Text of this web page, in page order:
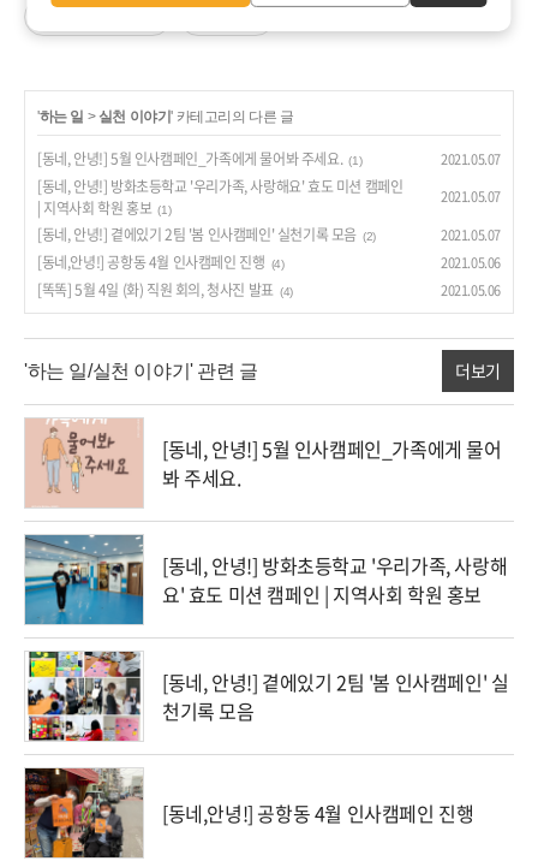
'하는 일 > 실천 이야기' 카테고리의 다른 글
[동네, 안녕!] 5월 인사캠페인_가족에게 물어봐 주세요. (1) 2021.05.07
[동네, 안녕!] 방화초등학교 '우리가족, 사랑해요' 효도 미션 캠페인
| 지역사회 학원 홍보 (1)
2021.05.07
[동네, 안녕!] 곁에있기 2팀 '봄 인사캠페인' 실천기록 모음 (2) 2021.05.07
[동네,안녕!] 공항동 4월 인사캠페인 진행 (4) 2021.05.06
[똑똑] 5월 4일 (화) 직원 회의, 청사진 발표 (4) 2021.05.06
'하는 일/실천 이야기' 관련 글 더보기
[동네, 안녕!] 5월 인사캠페인_가족에게 물어
봐 주세요.
[동네, 안녕!] 방화초등학교 '우리가족, 사랑해
요' 효도 미션 캠페인 | 지역사회 학원 홍보
[동네, 안녕!] 곁에있기 2팀 '봄 인사캠페인' 실
천기록 모음
[동네,안녕!] 공항동 4월 인사캠페인 진행